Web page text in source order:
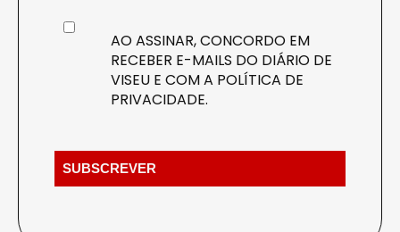
AO ASSINAR, CONCORDO EM
RECEBER E-MAILS DO DIÁRIO DE
VISEU E COM A POLÍTICA DE
PRIVACIDADE.